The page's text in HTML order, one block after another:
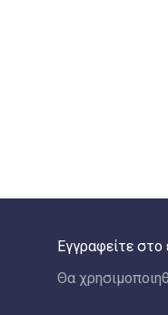
Εγγραφείτε στο
Θα